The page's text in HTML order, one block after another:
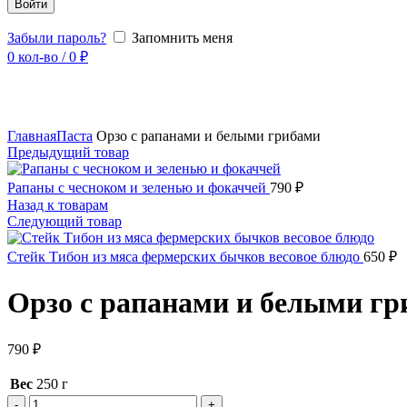
Войти
Забыли пароль?
Запомнить меня
0 кол-во / 0 ₽
ГлавнаяПаста Орзо с рапанами и белыми грибами
Предыдущий товар
Рапаны с чесноком и зеленью и фокаччей 790 ₽
Назад к товарам
Следующий товар
Стейк Тибон из мяса фермерских бычков весовое блюдо 650 ₽
Орзо с рапанами и белыми
790 ₽
Вес 250 г
Количество